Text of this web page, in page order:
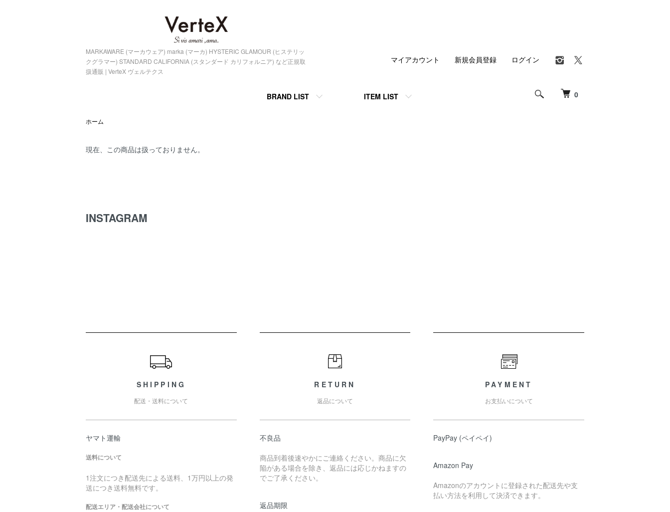
MARKAWARE (マーカウェア) marka (マーカ) HYSTERIC GLAMOUR (ヒステリッ
クグラマー) STANDARD CALIFORNIA (スタンダード カリフォルニア) など正規取
扱通販 | VerteX ヴェルテクス
0
BRAND LIST ITEM LIST
マイアカウント 新規会員登録 ログイン
ホーム
現在、この商品は扱っておりません。
INSTAGRAM
SHIPPING
配送・送料について
ヤマト運輸
送料について
1注文につき配送先による送料、1万円以上の発
送につき送料無料です。
配送エリア・配送会社について
RETURN
返品について
不良品
商品到着後速やかにご連絡ください。商品に欠
陥がある場合を除き、返品には応じかねますの
でご了承ください。
返品期限
PAYMENT
お支払いについて
PayPay (ペイペイ)
Amazon Pay
Amazonのアカウントに登録された配送先や支
払い方法を利用して決済できます。